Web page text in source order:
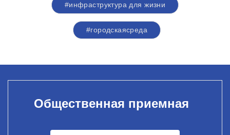
#инфраструктура для жизни
#городскаясреда
Общественная приемная